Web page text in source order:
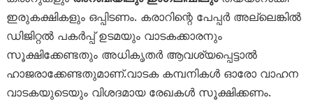
ഇരുകക്ഷികളും ഒപ്പിടണം. കരാറിന്റെ പേപ്പർ അല്ലെങ്കിൽ
ഡിജിറ്റൽ പകർപ്പ് ഉടമയും വാടകക്കാരനും
സൂക്ഷിക്കേണ്ടതും അധികൃതർ ആവശ്യപ്പെട്ടാൽ
ഹാജരാക്കേണ്ടതുമാണ്.വാടക കമ്പനികൾ ഓരോ വാഹന
വാടകയുടെയും വിശദമായ രേഖകൾ സൂക്ഷിക്കണം.